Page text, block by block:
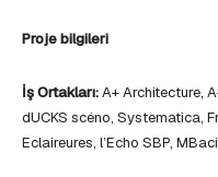
Proje bilgileri
İş Ortakları:A+ Architecture,
dUCKS scéno, Systematica,
Eclaireures, l’Echo SBP,